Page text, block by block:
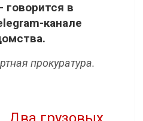
говорится в
канале
прокуратура.